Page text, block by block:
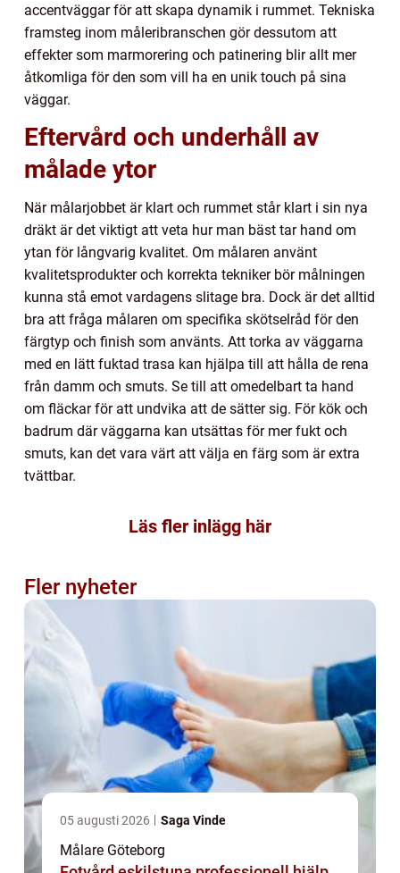
accentväggar för att skapa dynamik i rummet. Tekniska
framsteg inom måleribranschen gör dessutom att
effekter som marmorering och patinering blir allt mer
åtkomliga för den som vill ha en unik touch på sina
väggar.
Eftervård och underhåll av
målade ytor
När målarjobbet är klart och rummet står klart i sin nya
dräkt är det viktigt att veta hur man bäst tar hand om
ytan för långvarig kvalitet. Om målaren använt
kvalitetsprodukter och korrekta tekniker bör målningen
kunna stå emot vardagens slitage bra. Dock är det alltid
bra att fråga målaren om specifika skötselråd för den
färgtyp och finish som använts. Att torka av väggarna
med en lätt fuktad trasa kan hjälpa till att hålla de rena
från damm och smuts. Se till att omedelbart ta hand
om fläckar för att undvika att de sätter sig. För kök och
badrum där väggarna kan utsättas för mer fukt och
smuts, kan det vara värt att välja en färg som är extra
tvättbar.
Läs fler inlägg här
Fler nyheter
05 augusti 2026 Saga Vinde
Målare Göteborg